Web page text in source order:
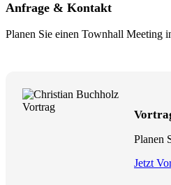
Anfrage & Kontakt
Planen Sie einen Townhall Meeting
Planen
Jetzt